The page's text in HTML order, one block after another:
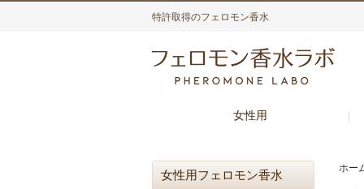
特許取得のフェロモン香水
女性用
ホー
女性用フェロモン香水